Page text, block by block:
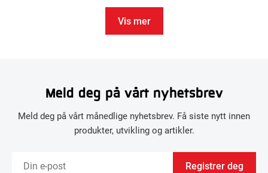
Vis mer
Meld deg på vårt nyhetsbrev
Meld deg på vårt månedlige nyhetsbrev. Få siste nytt innen
produkter, utvikling og artikler.
Registrer deg